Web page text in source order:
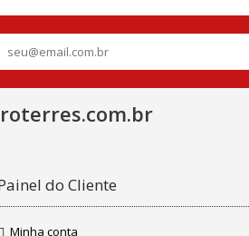
do Cliente
Minha conta